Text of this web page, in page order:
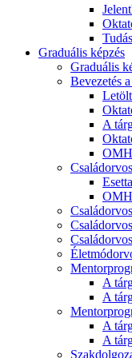
Graduális képzés
Graduális
Bevezetés
A
A
A
A
A